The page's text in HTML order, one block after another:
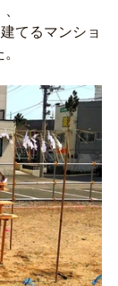
てるマンショ